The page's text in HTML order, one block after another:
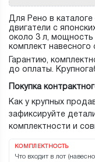
Для Рено в
двигатели с
около 3 л, мощность
комплект
Гарантию,
до оплаты.
Покупка
Как у крупных
зафиксируйте
комплектности и
КОМПЛЕКТНОСТЬ
Что входит в лот